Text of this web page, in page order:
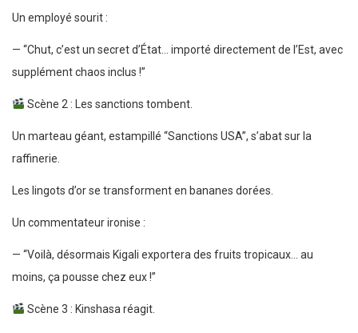
Un employé sourit :
— “Chut, c’est un secret d’État… importé directement de l’Est, avec
supplément chaos inclus !”
Scène 2 : Les sanctions tombent.
Un marteau géant, estampillé “Sanctions USA”, s’abat sur la
raffinerie.
Les lingots d’or se transforment en bananes dorées.
Un commentateur ironise :
— “Voilà, désormais Kigali exportera des fruits tropicaux… au
moins, ça pousse chez eux !”
Scène 3 : Kinshasa réagit.